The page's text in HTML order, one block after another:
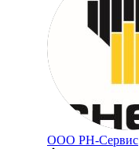
ООО РН-Сервис